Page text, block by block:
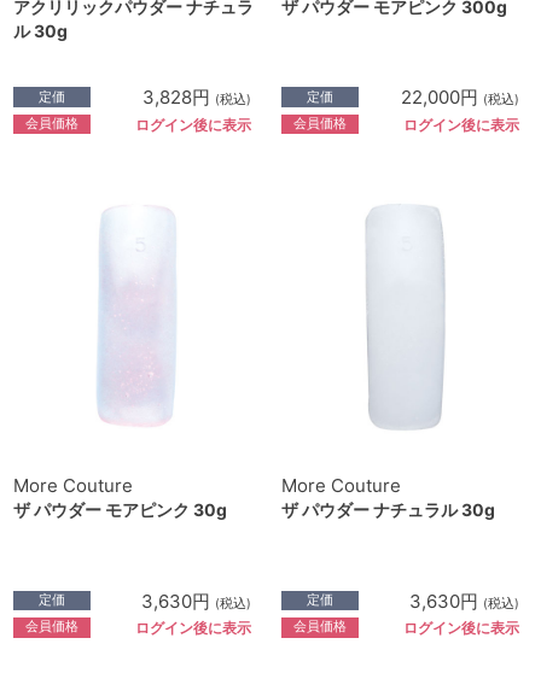
アクリリックパウダー ナチュラ
ル 30g
定価 3,828円 (税込)
会員価格 ログイン後に表示
ザ パウダー モアピンク 300g
定価 22,000円 (税込)
会員価格 ログイン後に表示
More Couture
ザ パウダー モアピンク 30g
定価 3,630円 (税込)
会員価格 ログイン後に表示
More Couture
ザ パウダー ナチュラル 30g
定価 3,630円 (税込)
会員価格 ログイン後に表示